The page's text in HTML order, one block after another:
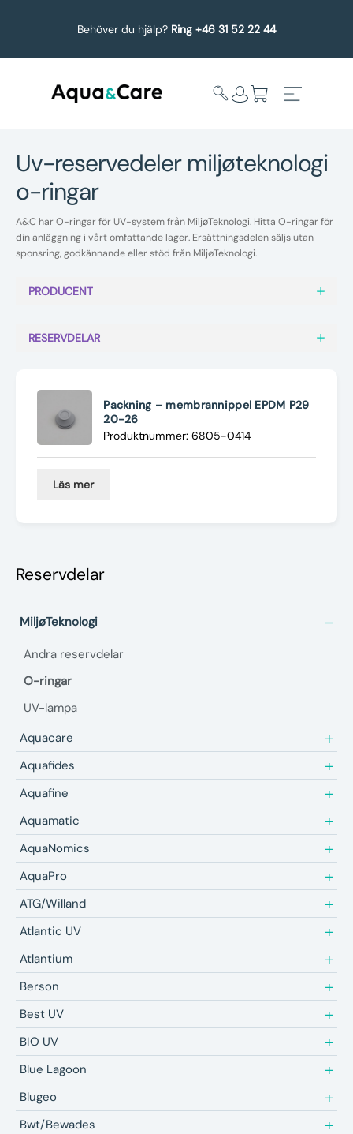
Behöver du hjälp? Ring +46 31 52 22 44
Köp reservdelar
Underhållstips
Kontakt
uv-reservedeler miljøteknologi
o-ringar
A&C har O-ringar för UV-system från MiljøTeknologi. Hitta O-ringar för
din anläggning i vårt omfattande lager. Ersättningsdelen säljs utan
sponsring, godkännande eller stöd från MiljøTeknologi.
PRODUCENT
RESERVDELAR
Packning – membrannippel EPDM P29
20-26
Produktnummer: 6805-0414
Läs mer
Aquacare
Aquafides
Aquafine
Aquamatic
AquaNomics
AquaPro
ATG/Willand
Atlantic UV
Atlantium
Berson
Best UV
BIO UV
Blue Lagoon
Blugeo
Bwt/Bewades
MiljøTeknologi
Andra reservdelar
O-ringar
UV-lampa
Reservdelar